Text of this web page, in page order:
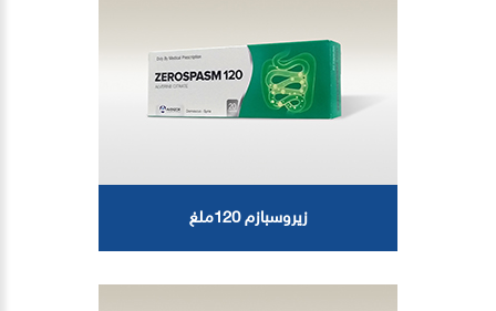
زيروسبازم 120ملغ